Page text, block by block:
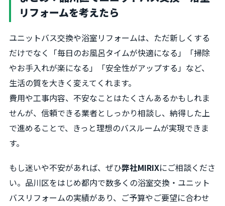
リフォームを考えたら
ユニットバス交換や浴室リフォームは、ただ新しくする
だけでなく「毎日のお風呂タイムが快適になる」「掃除
やお手入れが楽になる」「安全性がアップする」など、
生活の質を大きく変えてくれます。
費用や工事内容、不安なことはたくさんあるかもしれま
せんが、信頼できる業者としっかり相談し、納得した上
で進めることで、きっと理想のバスルームが実現できま
す。
もし迷いや不安があれば、ぜひ弊社MIRIXにご相談くださ
い。品川区をはじめ都内で数多くの浴室交換・ユニット
バスリフォームの実績があり、ご予算やご要望に合わせ